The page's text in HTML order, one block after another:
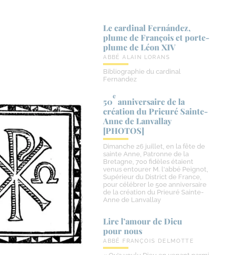
Le cardinal Fernández,
plume de François et porte-​
plume de Léon XIV
ABBÉ ALAIN LORANS
Bibliographie du cardinal
Fernandez
50
e
anniversaire de la
création du Prieuré Sainte-​
Anne de Lanvallay
[PHOTOS]
Dimanche 26 juillet, en la fête de
sainte Anne, Patronne de la
Bretagne, 700 fidèles étaient
venus entourer M. l'abbé Peignot,
Supérieur du District de France,
pour célébrer le 50e anniversaire
de la création du Prieuré Sainte-
Anne de Lanvallay
Lire l’amour de Dieu
pour nous
ABBÉ FRANÇOIS DELMOTTE